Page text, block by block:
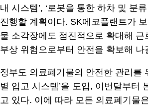
내 시스템’, ‘로봇을 통한 하차 및 분
진행할 계획이다. SK에코플랜트가
물 소각장에도 점진적으로 확대해 근
부상 위험으로부터 안전을 확보해 나
정부도 의료폐기물의 안전한 관리를
별 입고 시스템’을 도입, 이번달부터
고 있다. 이에 따라 모든 의료폐기물